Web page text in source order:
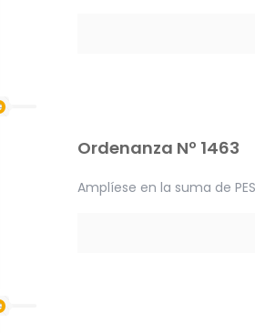
Ordenanza Nº 1463
Amplíese en la suma de